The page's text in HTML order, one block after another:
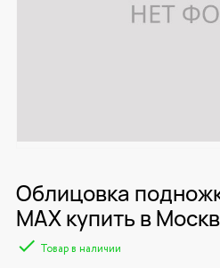
Облицовка
MAX купить в
Товар в наличии